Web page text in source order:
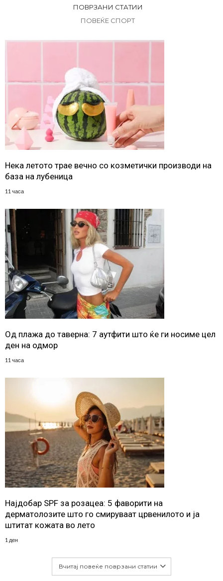
ПОВРЗАНИ СТАТИИ
ПОВЕЌЕ СПОРТ
Нека летото трае вечно со козметички производи на
база на лубеница
11 часа
Од плажа до таверна: 7 аутфити што ќе ги носиме цел
ден на одмор
11 часа
Најдобар SPF за розацеа: 5 фаворити на
дерматолозите што го смируваат црвенилото и ја
штитат кожата во лето
1 ден
Вчитај повеќе поврзани статии